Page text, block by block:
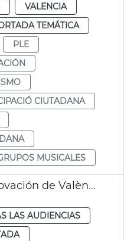
VALENCIA
TEMÁTICA
PLE
CIUTADANA
MUSICALES
La delegación de Innovación de València se reúne en Silicon Valley
LAS AUDIENCIAS